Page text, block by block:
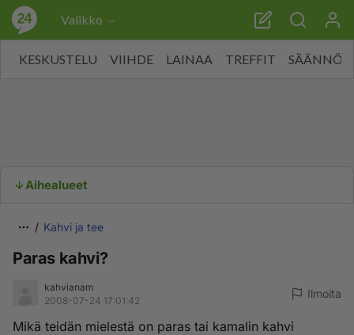
Valikko
KESKUSTELU VIIHDE LAINAA TREFFIT SÄÄNNÖT
Aihealueet
Kahvi ja tee
Paras kahvi?
kahvianam
2008-07-24 17:01:42
Ilmoita
Mikä teidän mielestä on paras tai kamalin kahvi